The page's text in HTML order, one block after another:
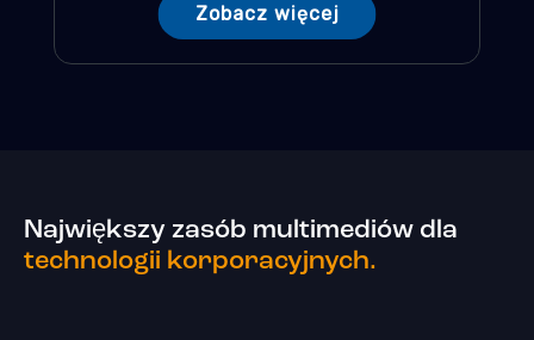
Zobacz więcej
Największy zasób multimediów dla
technologii korporacyjnych.